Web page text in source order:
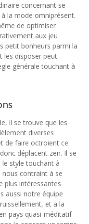
concernant se
la mode omniprésent.
de optimiser
aux jeu
petit bonheurs parmi la
les disposer peut
générale touchant à
il se trouve que les
diverses
de faire octroient ce
déplacent zen. Il se
style touchant à
nous contraint à se
plus intéressantes
aussi notre équipe
et a la
pays quasi-méditatif